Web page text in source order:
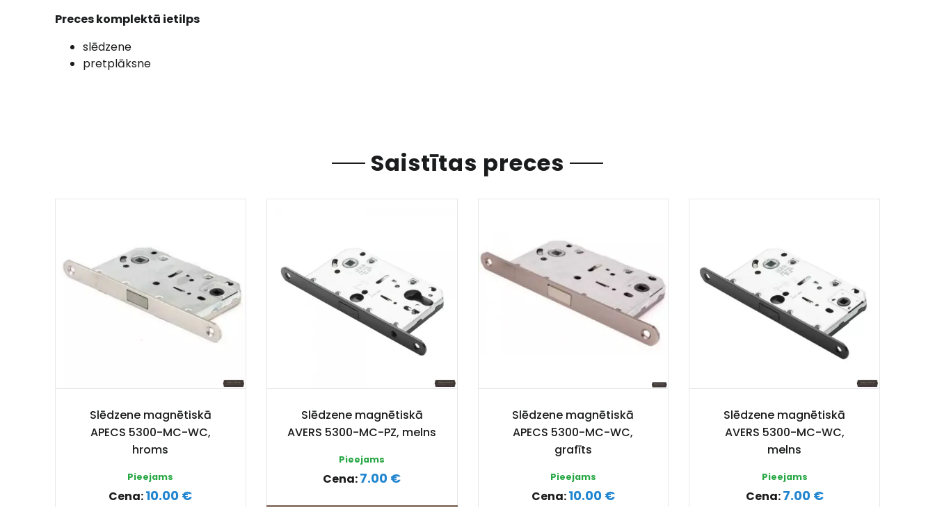
Preces komplektā ietilps
slēdzene
pretplāksne
Saistītas preces
Slēdzene magnētiskā
APECS 5300-MC-WC,
hroms
Pieejams
Cena:10.00 €
Slēdzene magnētiskā
AVERS 5300-MC-PZ, melns
Pieejams
Cena:7.00 €
Slēdzene magnētiskā
APECS 5300-MC-WC,
grafīts
Pieejams
Cena:10.00 €
Slēdzene magnētiskā
AVERS 5300-MC-WC,
melns
Pieejams
Cena:7.00 €